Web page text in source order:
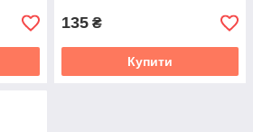
135 ₴
Купити